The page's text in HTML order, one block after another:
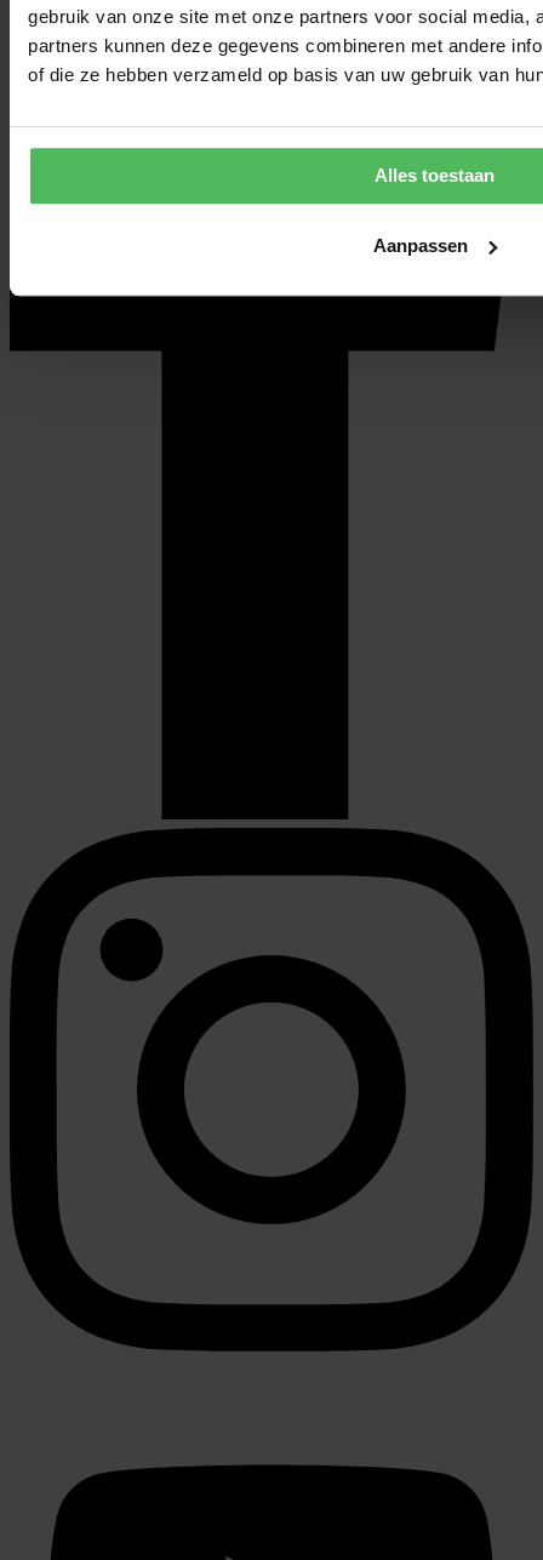
gebruik van onze site met onze partners voor social media,
partners kunnen deze gegevens combineren met andere
of die ze hebben verzameld op basis van uw gebruik van
Alles toestaan
Aanpassen